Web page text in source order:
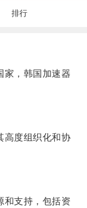
排行
，韩国加速器
度组织化和协
支持，包括资